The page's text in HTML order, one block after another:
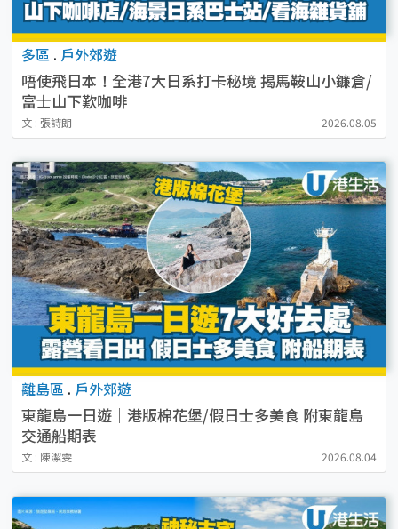
多區 . 戶外郊遊
唔使飛日本！全港7大日系打卡秘境 揭馬鞍山小鐮倉/
富士山下歎咖啡
文 : 張詩朗 2026.08.05
離島區 . 戶外郊遊
東龍島一日遊｜港版棉花堡/假日士多美食 附東龍島
交通船期表
文 : 陳潔雯 2026.08.04